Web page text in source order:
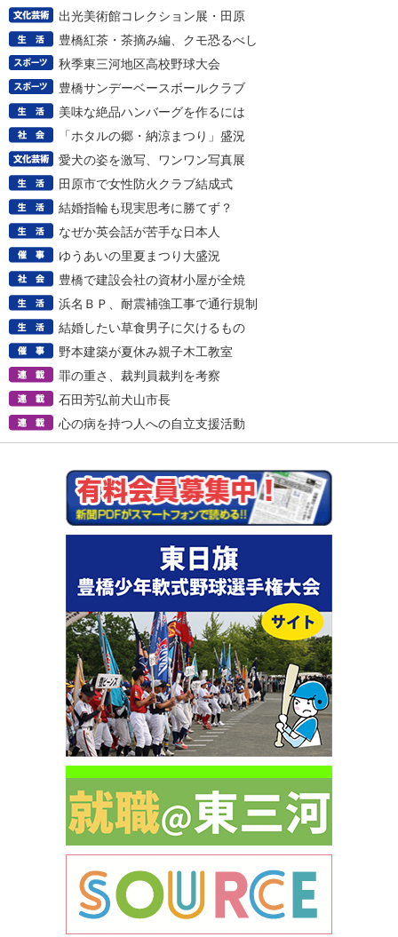
出光美術館コレクション展・田原
豊橋紅茶・茶摘み編、クモ恐るべし
秋季東三河地区高校野球大会
豊橋サンデーベースボールクラブ
美味な絶品ハンバーグを作るには
「ホタルの郷・納涼まつり」盛況
愛犬の姿を激写、ワンワン写真展
田原市で女性防火クラブ結成式
結婚指輪も現実思考に勝てず？
なぜか英会話が苦手な日本人
ゆうあいの里夏まつり大盛況
豊橋で建設会社の資材小屋が全焼
浜名ＢＰ、耐震補強工事で通行規制
結婚したい草食男子に欠けるもの
野本建築が夏休み親子木工教室
罪の重さ、裁判員裁判を考察
石田芳弘前犬山市長
心の病を持つ人への自立支援活動